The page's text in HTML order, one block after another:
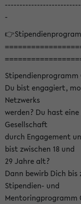
-
Stipendienprogramm
Du bist engagiert,
Netzwerks
werden? Du hast
Gesellschaft
durch Engagement
bist zwischen 18 und
29 Jahre alt?
Dann bewirb Dich bis
Stipendien- und
Mentoringprogramm